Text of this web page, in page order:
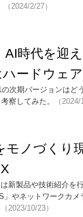
（2024/2/27）
AI時代を迎
ードウェ
次期バージョンはど
察してみた。
（
モノづくり
新製品や技術紹介を
やネットワークカ
（2023/10/23）